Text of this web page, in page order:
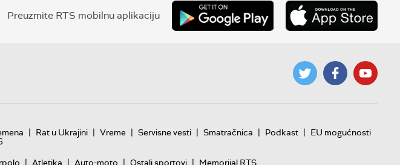
Preuzmite RTS mobilnu aplikaciju
| Rat u Ukrajini | Vreme | Servisne vesti | Smatračnica | Podkast | EU mogućnosti
| Atletika | Auto-moto | Ostali sportovi | Memorijal RTS